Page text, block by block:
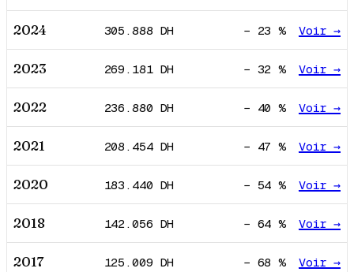
2024 305.888 DH − 23 % Voir →
2023 269.181DH − 32 % Voir →
2022 236.880 DH − 40 % Voir →
2021 208.454DH − 47 % Voir →
2020 183.440 DH − 54 % Voir →
2018 142.056 DH − 64 % Voir →
2017 125.009 DH − 68 % Voir →